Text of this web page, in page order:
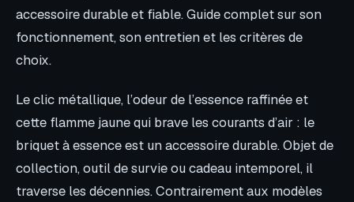
accessoire durable et fiable. Guide complet sur son
fonctionnement, son entretien et les critères de
choix.
Le clic métallique, l’odeur de l’essence raffinée et
cette flamme jaune qui brave les courants d’air : le
briquet à essence est un accessoire durable. Objet de
collection, outil de survie ou cadeau intemporel, il
traverse les décennies. Contrairement aux modèles